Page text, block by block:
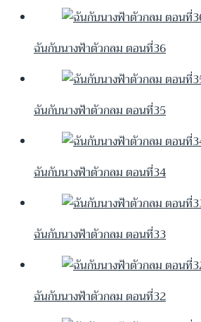
ฉันกับนางฟ้าตัวกลม ตอนที่36
ฉันกับนางฟ้าตัวกลม ตอนที่35
ฉันกับนางฟ้าตัวกลม ตอนที่34
ฉันกับนางฟ้าตัวกลม ตอนที่33
ฉันกับนางฟ้าตัวกลม ตอนที่32